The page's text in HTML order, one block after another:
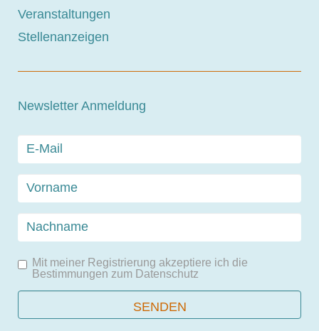
Veranstaltungen
Stellenanzeigen
Newsletter Anmeldung
Mit meiner Registrierung akzeptiere ich die
Bestimmungen zum Datenschutz